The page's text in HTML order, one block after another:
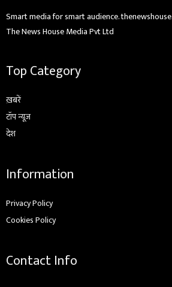
Smart media for smart audience.
The News House Media Pvt Ltd
Top Category
ख़बरें
टॉप न्यूज़
देश
Information
Privacy Policy
Cookies Policy
Contact Info